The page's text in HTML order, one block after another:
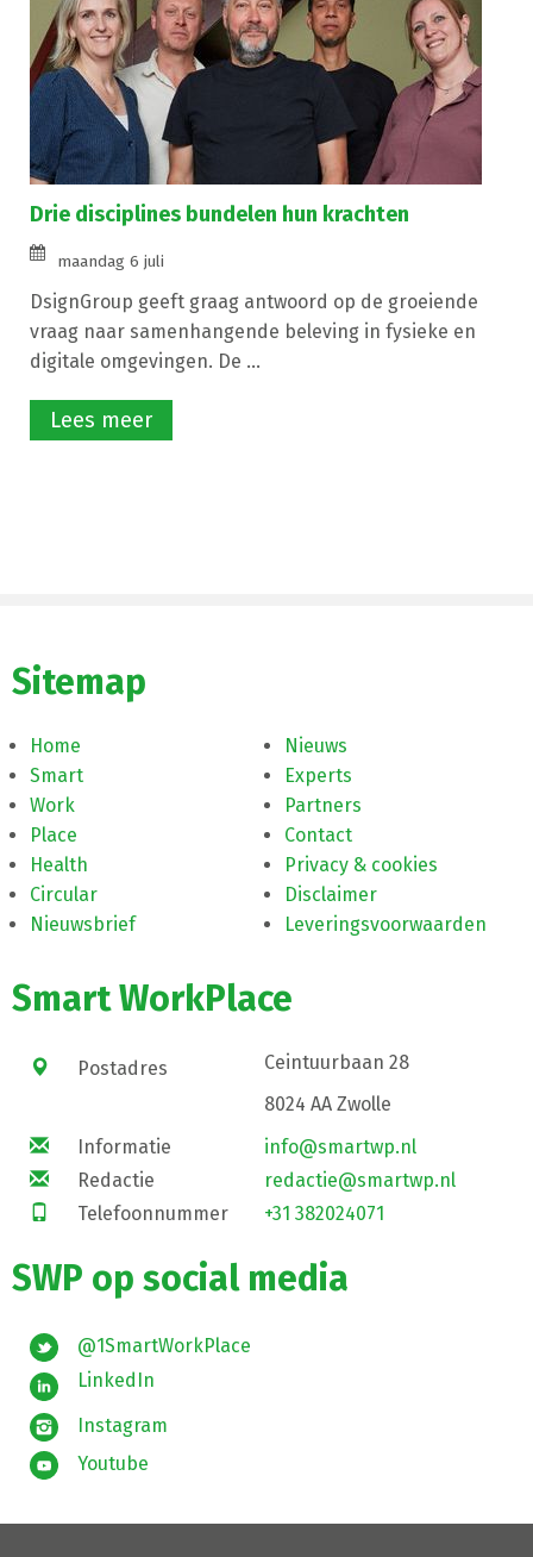
Drie disciplines bundelen hun krachten
maandag 6 juli
DsignGroup geeft graag antwoord op de groeiende
vraag naar samenhangende beleving in fysieke en
digitale omgevingen. De ...
Lees meer
Sitemap
Home
Smart
Work
Place
Health
Circular
Nieuwsbrief
Nieuws
Experts
Partners
Contact
Privacy & cookies
Disclaimer
Leveringsvoorwaarden
Smart WorkPlace
Postadres
Ceintuurbaan 28
8024 AA Zwolle
Informatie
info@smartwp.nl
Redactie
redactie@smartwp.nl
Telefoonnummer
+31 382024071
SWP op social media
@1SmartWorkPlace
LinkedIn
Instagram
Youtube